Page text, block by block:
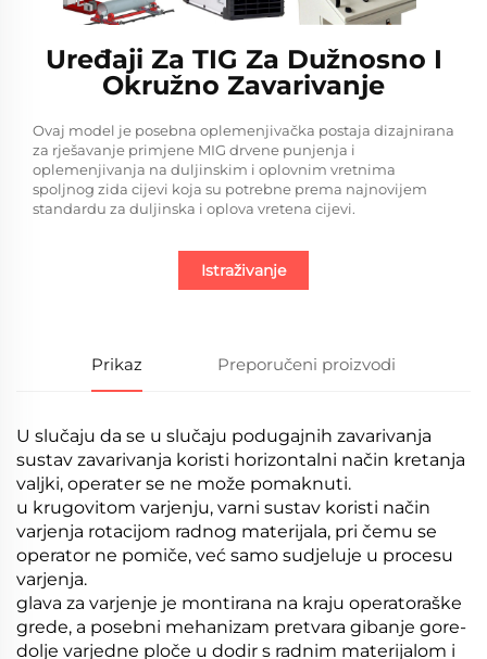
Uređaji Za TIG Za Dužnosno I
Okružno Zavarivanje
Ovaj model je posebna oplemenjivačka postaja dizajnirana
za rješavanje primjene MIG drvene punjenja i
oplemenjivanja na duljinskim i oplovnim vretnima
spoljnog zida cijevi koja su potrebne prema najnovijem
standardu za duljinska i oplova vretena cijevi.
Istraživanje
Prikaz Preporučeni proizvodi
U slučaju da se u slučaju podugajnih zavarivanja
sustav zavarivanja koristi horizontalni način kretanja
valjki, operater se ne može pomaknuti.
u krugovitom varjenju, varni sustav koristi način
varjenja rotacijom radnog materijala, pri čemu se
operator ne pomiče, već samo sudjeluje u procesu
varjenja.
glava za varjenje je montirana na kraju operatoraške
grede, a posebni mehanizam pretvara gibanje gore-
dolje varjedne ploče u dodir s radnim materijalom i